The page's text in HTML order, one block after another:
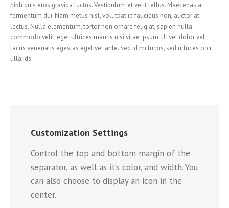
nibh quis eros gravida luctus. Vestibulum et velit tellus. Maecenas at
fermentum dui. Nam metus nisl, volutpat id faucibus non, auctor at
lectus. Nulla elementum, tortor non ornare feugiat, sapien nulla
commodo velit, eget ultrices mauris nisi vitae ipsum. Ut vel dolor vel
lacus venenatis egestas eget vel ante. Sed id mi turpis, sed ultrices orci
ulla ids.
Customization Settings
Control the top and bottom margin of the
separator, as well as it’s color, and width. You
can also choose to display an icon in the
center.